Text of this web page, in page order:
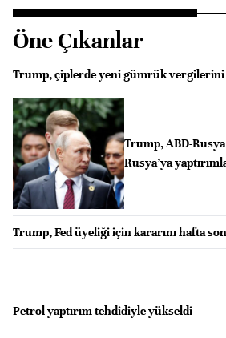
Öne Çıkanlar
Trump, çiplerde yeni gümrük vergilerini
Trump, ABD-
Rusya’ya
Trump, Fed üyeliği için kararını hafta
Petrol yaptırım tehdidiyle yükseldi